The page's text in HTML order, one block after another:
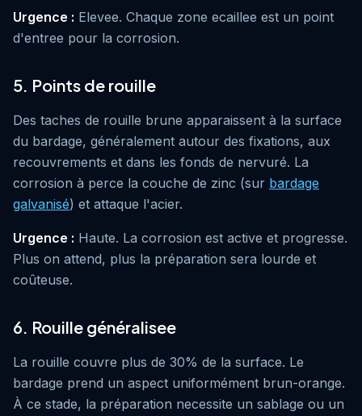
Urgence : Elevee. Chaque zone ecaillee est un point
d'entree pour la corrosion.
5. Points de rouille
Des taches de rouille brune apparaissent à la surface
du bardage, généralement autour des fixations, aux
recouvrements et dans les fonds de nervuré. La
corrosion à perce la couche de zinc (sur bardage
galvanisé) et attaque l'acier.
Urgence : Haute. La corrosion est active et progresse.
Plus on attend, plus la préparation sera lourde et
coûteuse.
6. Rouille généralisee
La rouille couvre plus de 30% de la surface. Le
bardage prend un aspect uniformément brun-orange.
À ce stade, la préparation necessite un sablage ou un